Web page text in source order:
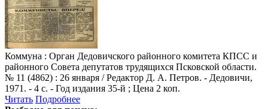
Коммуна : Орган Дедовичского районного комитета КПСС и
районного Совета депутатов трудящихся Псковской области.
№ 11 (4862) : 26 января / Редактор Д. А. Петров. - Дедовичи,
1971. - 4 с. - Год издания 35-й ; Цена 2 коп.
Читать Подробнее